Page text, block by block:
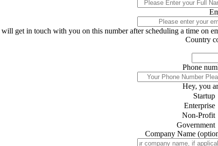
get in touch with you on this number after scheduling a time on
Country
Phone
Hey, you
Startup
Enterprise
Non-Profit
Government
Company Name